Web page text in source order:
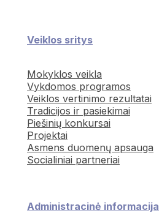
Veiklos sritys
Mokyklos veikla
Vykdomos programos
Veiklos vertinimo rezultatai
Tradicijos ir pasiekimai
Piešinių konkursai
Projektai
Asmens duomenų apsauga
Socialiniai partneriai
Administracinė informacija